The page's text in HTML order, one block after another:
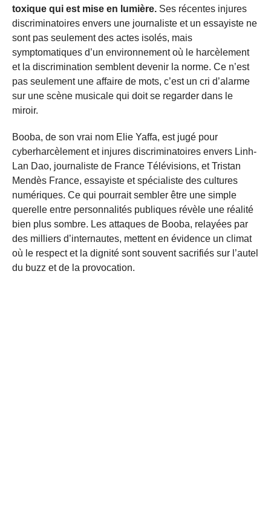
toxique qui est mise en lumière. Ses récentes injures
discriminatoires envers une journaliste et un essayiste ne
sont pas seulement des actes isolés, mais
symptomatiques d’un environnement où le harcèlement
et la discrimination semblent devenir la norme. Ce n’est
pas seulement une affaire de mots, c’est un cri d’alarme
sur une scène musicale qui doit se regarder dans le
miroir.
Booba, de son vrai nom Elie Yaffa, est jugé pour
cyberharcèlement et injures discriminatoires envers Linh-
Lan Dao, journaliste de France Télévisions, et Tristan
Mendès France, essayiste et spécialiste des cultures
numériques. Ce qui pourrait sembler être une simple
querelle entre personnalités publiques révèle une réalité
bien plus sombre. Les attaques de Booba, relayées par
des milliers d’internautes, mettent en évidence un climat
où le respect et la dignité sont souvent sacrifiés sur l’autel
du buzz et de la provocation.